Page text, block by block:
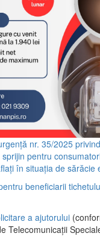
nr. 35/2025
pentru
în situația de sărăcie
beneficiarii
a ajutorului
Telecomunicații